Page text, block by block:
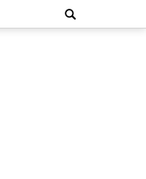
Search
for: